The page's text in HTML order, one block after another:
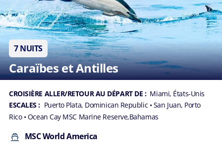
7 NUITS
Caraïbes et Antilles
CROISIÈRE ALLER/RETOUR AU DÉPART DE : Miami, États-Unis
ESCALES : Puerto Plata, Dominican Republic • San Juan, Porto
Rico • Ocean Cay MSC Marine Reserve,Bahamas
MSC World America
*
Numéro
de
*